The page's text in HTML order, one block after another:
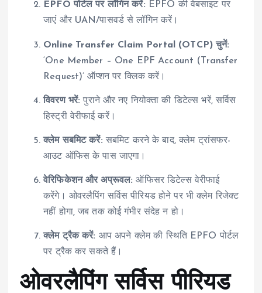
EPFO पोर्टल पर लॉगिन करें: EPFO की वेबसाइट पर
जाएं और UAN/पासवर्ड से लॉगिन करें।
Online Transfer Claim Portal (OTCP) चुनें:
‘One Member – One EPF Account (Transfer
Request)’ ऑप्शन पर क्लिक करें।
विवरण भरें: पुराने और नए नियोक्ता की डिटेल्स भरें, सर्विस
हिस्ट्री वेरीफाई करें।
क्लेम सबमिट करें: सबमिट करने के बाद, क्लेम ट्रांसफर-
आउट ऑफिस के पास जाएगा।
वेरिफिकेशन और अप्रूवल: ऑफिसर डिटेल्स वेरीफाई
करेंगे। ओवरलैपिंग सर्विस पीरियड होने पर भी क्लेम रिजेक्ट
नहीं होगा, जब तक कोई गंभीर संदेह न हो।
क्लेम ट्रैक करें: आप अपने क्लेम की स्थिति EPFO पोर्टल
पर ट्रैक कर सकते हैं।
ओवरलैपिंग सर्विस पीरियड